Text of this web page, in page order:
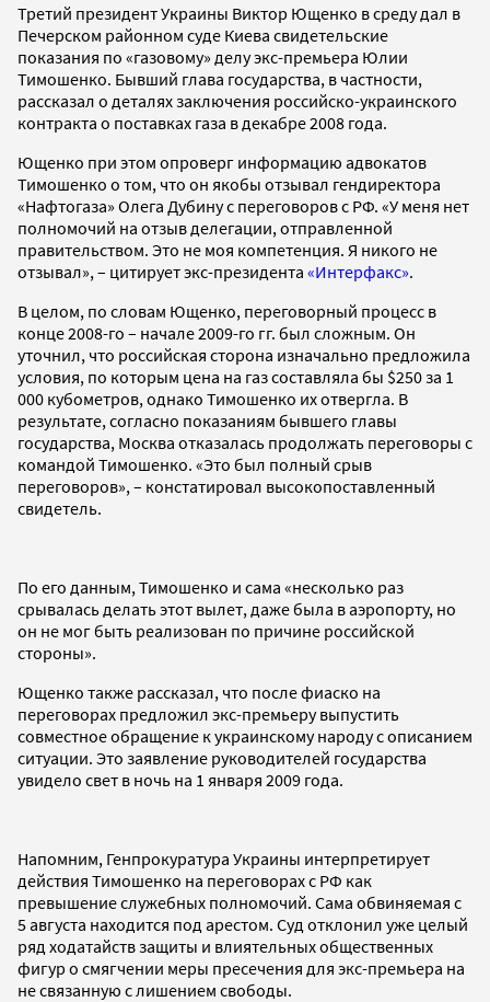
Третий президент Украины Виктор Ющенко в среду дал в
Печерском районном суде Киева свидетельские
показания по «газовому» делу экс-премьера Юлии
Тимошенко. Бывший глава государства, в частности,
рассказал о деталях заключения российско-украинского
контракта о поставках газа в декабре 2008 года.
Ющенко при этом опроверг информацию адвокатов
Тимошенко о том, что он якобы отзывал гендиректора
«Нафтогаза» Олега Дубину с переговоров с РФ. «У меня нет
полномочий на отзыв делегации, отправленной
правительством. Это не моя компетенция. Я никого не
отзывал», – цитирует экс-президента «Интерфакс».
В целом, по словам Ющенко, переговорный процесс в
конце 2008-го – начале 2009-го гг. был сложным. Он
уточнил, что российская сторона изначально предложила
условия, по которым цена на газ составляла бы $250 за 1
000 кубометров, однако Тимошенко их отвергла. В
результате, согласно показаниям бывшего главы
государства, Москва отказалась продолжать переговоры с
командой Тимошенко. «Это был полный срыв
переговоров», – констатировал высокопоставленный
свидетель.
По его данным, Тимошенко и сама «несколько раз
срывалась делать этот вылет, даже была в аэропорту, но
он не мог быть реализован по причине российской
стороны».
Ющенко также рассказал, что после фиаско на
переговорах предложил экс-премьеру выпустить
совместное обращение к украинскому народу с описанием
ситуации. Это заявление руководителей государства
увидело свет в ночь на 1 января 2009 года.
Напомним, Генпрокуратура Украины интерпретирует
действия Тимошенко на переговорах с РФ как
превышение служебных полномочий. Сама обвиняемая с
5 августа находится под арестом. Суд отклонил уже целый
ряд ходатайств защиты и влиятельных общественных
фигур о смягчении меры пресечения для экс-премьера на
не связанную с лишением свободы.